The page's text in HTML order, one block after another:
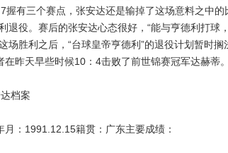
握有三个赛点，张安达还是输掉了这场意料之中
退役。赛后的张安达心态很好，“能与亨德利打球
场胜利之后，“台球皇帝亨德利”的退役计划暂时
在昨天早些时候10：4击败了前世锦赛冠军达赫蒂。
档案
：1991.12.15籍贯：广东主要成绩：